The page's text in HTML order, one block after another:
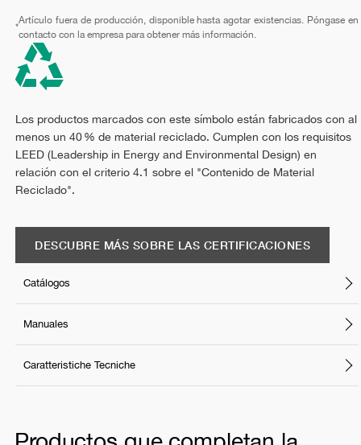
*
Artículo fuera de producción, disponible hasta agotar existencias. Póngase en
contacto con la empresa para obtener más información.
Los productos marcados con este símbolo están fabricados con al
menos un 40 % de material reciclado. Cumplen con los requisitos
LEED (Leadership in Energy and Environmental Design) en
relación con el criterio 4.1 sobre el "Contenido de Material
Reciclado".
DESCUBRE MÁS SOBRE LAS CERTIFICACIONES
Catálogos
Manuales
Caratteristiche Tecniche